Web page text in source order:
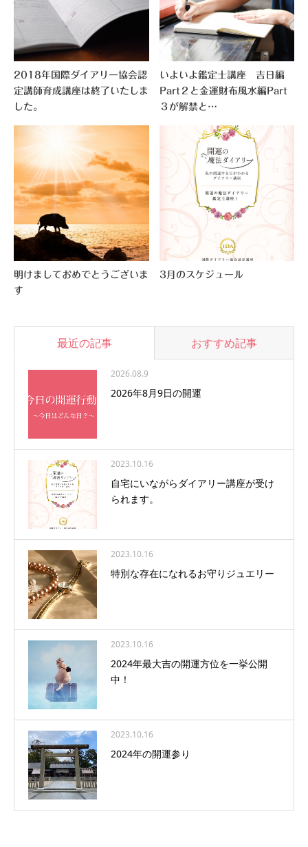
2018年国際ダイアリー協会認
定講師育成講座は終了いたしま
した。
いよいよ鑑定士講座 吉日編
Part２と金運財布風水編Part
３が解禁と…
明けましておめでとうございま
す
3月のスケジュール
最近の記事 おすすめ記事
2026.08.9
2026年8月9日の開運
2023.10.16
自宅にいながらダイアリー講座が受け
られます。
2023.10.16
特別な存在になれるお守りジュエリー
2023.10.16
2024年最大吉の開運方位を一挙公開
中！
2023.10.16
2024年の開運参り